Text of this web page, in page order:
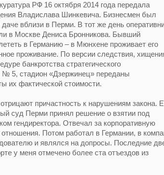
РФ 16 октября 2014 года передала
Владислава Шинкевича. Бизнесмен был
вблизи в Перми. В тот же день
в Москве Дениса Бронникова. Бывший
в Германию – в Мюнхене проживает его
проживание. По версии следствия,
банкротства стратегического
5, стадион «Дзержинец» переданы
их фактической стоимости.
причастность к нарушениям закона.
суд Перми принял решение о взятии под
гендиректора. Отвечал за корпоративную
Потом работал в Германии, в
и являлся на допросы. Последние
у меня отмечено более ста отъездов из